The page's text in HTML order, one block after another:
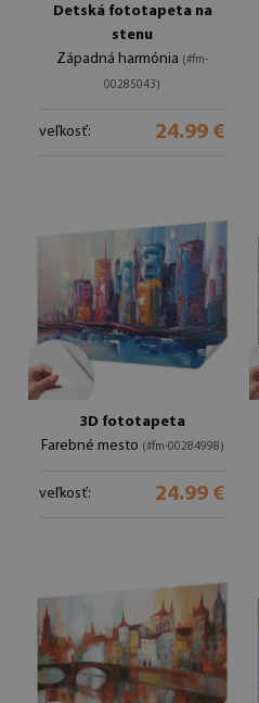
Detská fototapeta na
stenu
Západná harmónia (#fm-
00285043)
veľkosť: 24.99 €
3D fototapeta
Farebné mesto (#fm-00284998)
veľkosť: 24.99 €